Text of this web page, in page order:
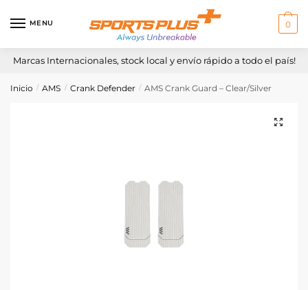
MENU 0
Marcas Internacionales, stock local y envío rápido a todo el país!
Inicio / AMS / Crank Defender / AMS Crank Guard – Clear/Silver